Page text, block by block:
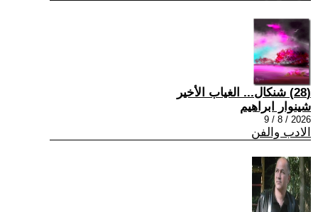
(28) شنكال... الغياب الأخير
شينوار ابراهيم
2026 / 8 / 9
الادب والفن